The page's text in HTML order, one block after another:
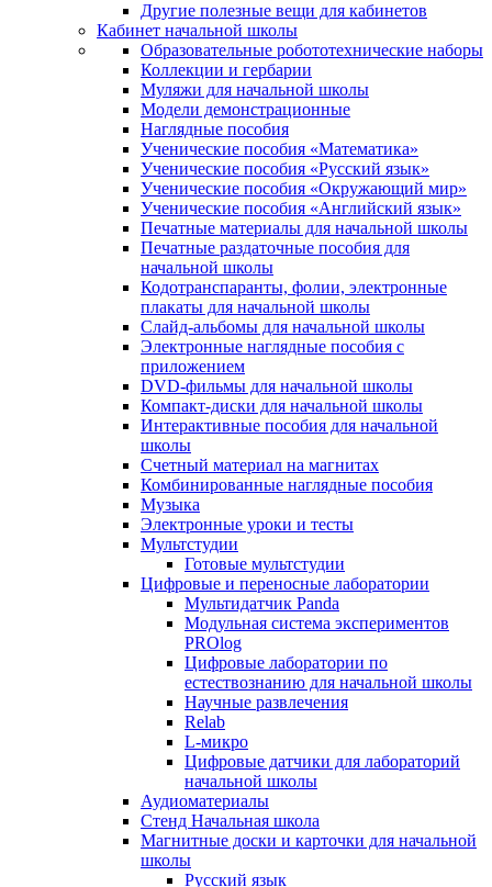
Другие полезные вещи для кабинетов
Кабинет начальной школы
Образовательные робототехнические наборы
Коллекции и гербарии
Муляжи для начальной школы
Модели демонстрационные
Наглядные пособия
Ученические пособия «Математика»
Ученические пособия «Русский язык»
Ученические пособия «Окружающий мир»
Ученические пособия «Английский язык»
Печатные материалы для начальной школы
Печатные раздаточные пособия для
начальной школы
Кодотранспаранты, фолии, электронные
плакаты для начальной школы
Слайд-альбомы для начальной школы
Электронные наглядные пособия с
приложением
DVD-фильмы для начальной школы
Компакт-диски для начальной школы
Интерактивные пособия для начальной
школы
Счетный материал на магнитах
Комбинированные наглядные пособия
Музыка
Электронные уроки и тесты
Мультстудии
Готовые мультстудии
Цифровые и переносные лаборатории
Мультидатчик Panda
Модульная система экспериментов
PROlog
Цифровые лаборатории по
естествознанию для начальной школы
Научные развлечения
Relab
L-микро
Цифровые датчики для лабораторий
начальной школы
Аудиоматериалы
Стенд Начальная школа
Магнитные доски и карточки для начальной
школы
Русский язык